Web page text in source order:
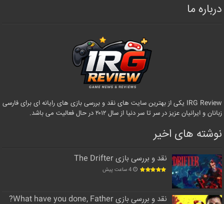
درباره ما
IRG Review یکی از بهترین سایت های نقد و بررسی بازی های رایانه ای برای فارسی
زبانان و ایرانیان عزیز در سر تا سر دنیا از سال ۲۰۱۲ در حال فعالیت می باشد.
نوشته های اخیر
نقد و بررسی بازی The Drifter
4 ساعت پیش
نقد و بررسی بازی What have you done, Father?